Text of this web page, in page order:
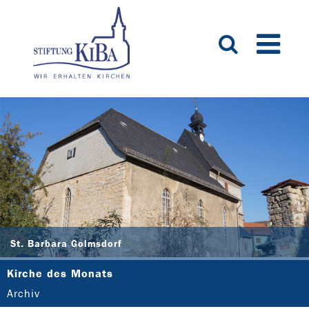
St. Barbara Golmsdorf
Kirche des Monats
Archiv